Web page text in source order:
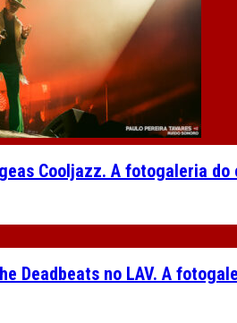
Cooljazz. A fotogaleria do
Deadbeats no LAV. A